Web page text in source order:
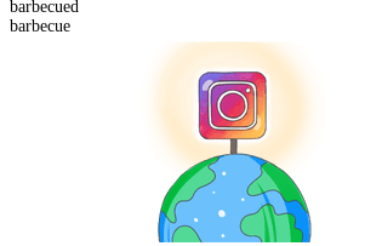
barbecued
barbecue